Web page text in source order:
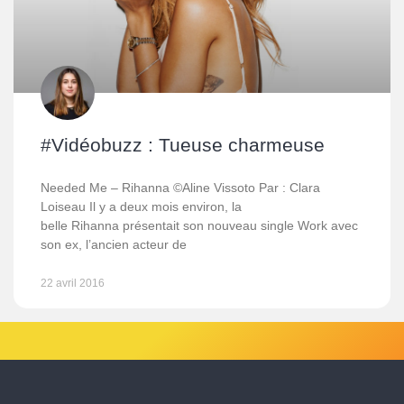
#Vidéobuzz : Tueuse charmeuse
Needed Me – Rihanna ©Aline Vissoto Par : Clara
Loiseau Il y a deux mois environ, la
belle Rihanna présentait son nouveau single Work avec
son ex, l’ancien acteur de
22 avril 2016